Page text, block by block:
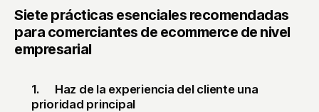
Siete prácticas esenciales recomendadas
para comerciantes de ecommerce de nivel
empresarial
1. Haz de la experiencia del cliente una
prioridad principal